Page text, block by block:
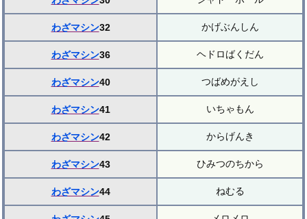
わざマシン32 かげぶんしん
わざマシン36 ヘドロばくだん
わざマシン40 つばめがえし
わざマシン41 いちゃもん
わざマシン42 からげんき
わざマシン43 ひみつのちから
わざマシン44 ねむる